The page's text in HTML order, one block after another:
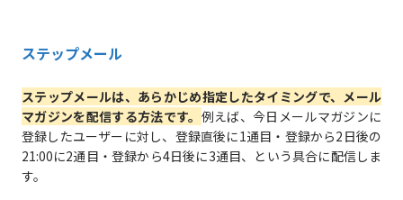
ステップメール
ステップメールは、 あらかじめ指定したタイミングで、メール
マガジンを配信する方法です。 例えば、今日メールマガジンに
登録したユーザーに対し、登録直後に1通目・登録から2日後の
21:00に2通目・登録から4日後に3通目、という具合に配信しま
す。